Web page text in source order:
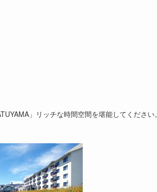
」リッチな時間空間を堪能してください。